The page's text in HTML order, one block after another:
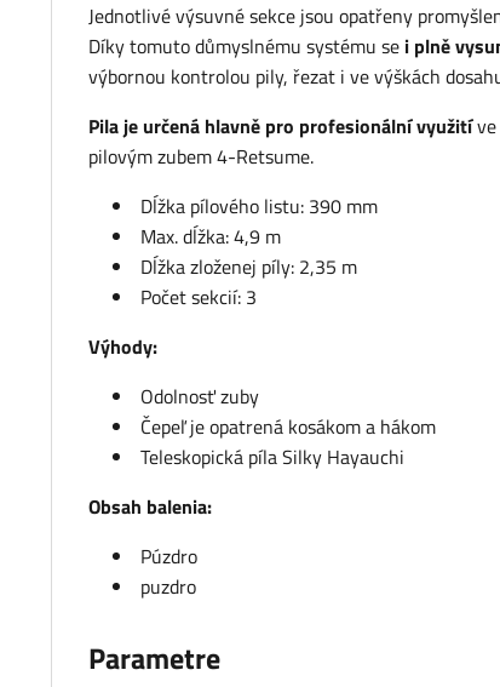
Jednotlivé výsuvné sekce jsou opatřeny
Díky tomuto důmyslnému systému se i plně
výbornou kontrolou pily, řezat i ve výškách
Pila je určená hlavně pro profesionální využití
pilovým zubem 4-Retsume.
Dĺžka pílového listu: 390 mm
Max. dĺžka: 4,9 m
Dĺžka zloženej píly: 2,35 m
Počet sekcií: 3
Výhody:
Odolnosť zuby
Čepeľ je opatrená kosákom a hákom
Teleskopická píla Silky Hayauchi
Obsah balenia:
Púzdro
puzdro
Parametre